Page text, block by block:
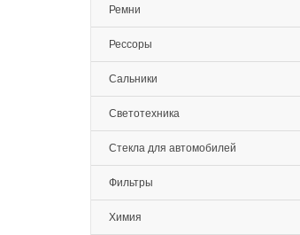
Ремни
Рессоры
Сальники
Светотехника
Стекла для автомобилей
Фильтры
Химия